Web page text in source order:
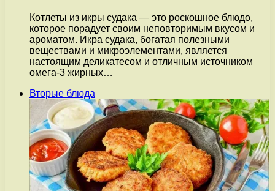
Котлеты из икры судака — это роскошное блюдо,
которое порадует своим неповторимым вкусом и
ароматом. Икра судака, богатая полезными
веществами и микроэлементами, является
настоящим деликатесом и отличным источником
омега-3 жирных…
Вторые блюда